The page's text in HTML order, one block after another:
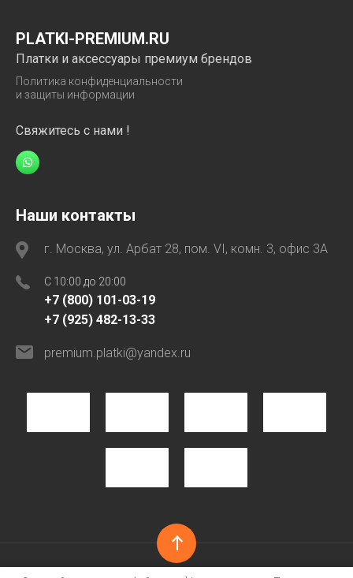
PLATKI-PREMIUM.RU
Платки и аксессуары премиум брендов
Политика конфиденциальности
и защиты информации
Свяжитесь с нами !
Наши контакты
г. Москва, ул. Арбат 28, пом. VI, комн. 3, офис 3А
C 10:00 до 20:00
+7 (800) 101-03-19
+7 (925) 482-13-33
premium.platki@yandex.ru